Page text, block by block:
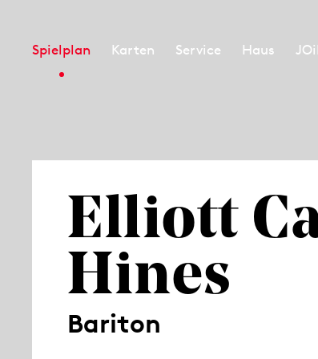
Spielplan Karten Service Haus
Elliott
Hines
Bariton